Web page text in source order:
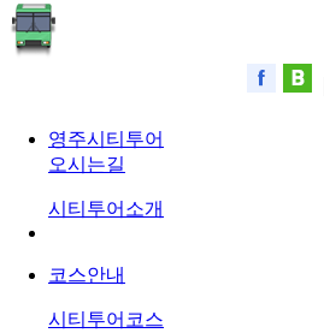
영주시티투어
오시는길
시티투어소개
코스안내
시티투어코스